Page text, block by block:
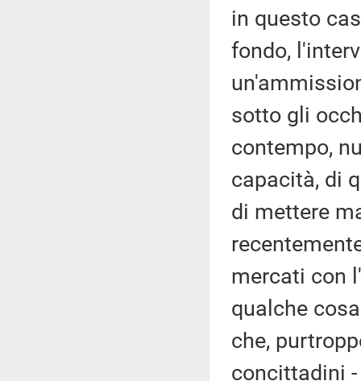
in questo
fondo,
sotto gli
contempo,
capacità, di
di mettere
mercati con
qualche
che,
concittadini